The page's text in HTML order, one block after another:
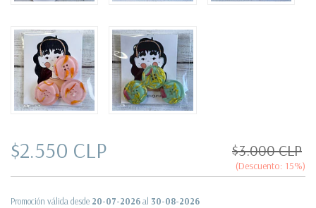
$2.550 CLP $3.000 CLP
(Descuento: 15%)
Promoción válida desde 20-07-2026al 30-08-2026